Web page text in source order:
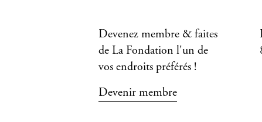
Devenez membre & faites
de La Fondation l'un de
vos endroits préférés !
Devenir membre